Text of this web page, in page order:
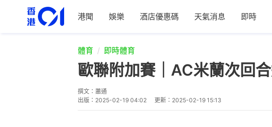
港聞 娛樂 酒店優惠碼 天氣消息 即時
體育 即時體育
歐聯附加賽｜AC米蘭次回
撰文： 蕭通
出版： 2025-02-19 04:02 更新： 2025-02-19 15:13